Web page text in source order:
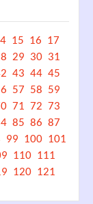
15 16 17
29 30 31
43 44 45
57 58 59
71 72 73
85 86 87
99 100 101
110 111
120 121